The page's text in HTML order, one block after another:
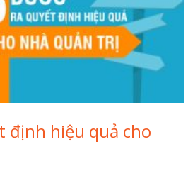
định hiệu quả cho